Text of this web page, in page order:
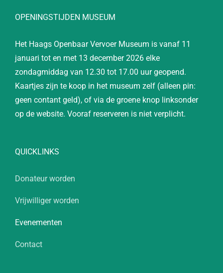
OPENINGSTIJDEN MUSEUM
Het Haags Openbaar Vervoer Museum is vanaf 11
januari tot en met 13 december 2026 elke
zondagmiddag van 12.30 tot 17.00 uur geopend.
Kaartjes zijn te koop in het museum zelf (alleen pin:
geen contant geld), of via de groene knop linksonder
op de website. Vooraf reserveren is niet verplicht.
QUICKLINKS
Donateur worden
Vrijwilliger worden
Evenementen
Contact